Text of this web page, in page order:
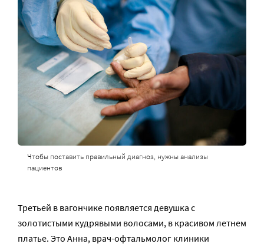
Чтобы поставить правильный диагноз, нужны анализы
пациентов
Третьей в вагончике появляется девушка с
золотистыми кудрявыми волосами, в красивом летнем
платье. Это Анна, врач-офтальмолог клиники